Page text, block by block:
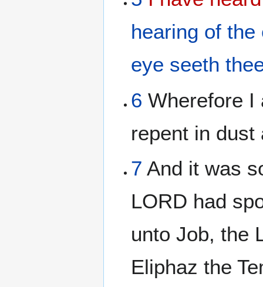
hearing of the
eye seeth
6 Wherefore I
repent in dust
7 And it was
LORD had
unto Job, the
Eliphaz the